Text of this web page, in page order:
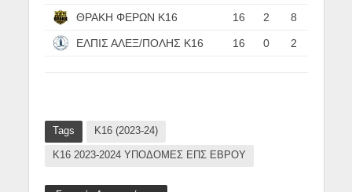
ΘΡΑΚΗ ΦΕΡΩΝ Κ16 16 2 8
ΕΛΠΙΣ ΑΛΕΞ/ΠΟΛΗΣ Κ16 16 0 2
Tags Κ16 (2023-24)
Κ16 2023-2024 ΥΠΟΔΟΜΕΣ ΕΠΣ ΕΒΡΟΥ